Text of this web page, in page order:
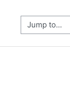
Jump to...